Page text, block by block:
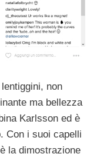
non
ma bellezza
Karlsson ed è
Con i suoi capelli
la dimostrazione